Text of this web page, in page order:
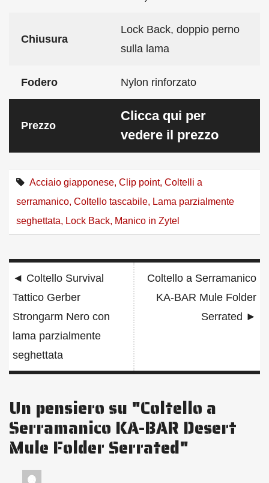
Chiusura
Lock Back, doppio perno
sulla lama
Fodero Nylon rinforzato
Prezzo
Clicca qui per
vedere il prezzo
Acciaio giapponese, Clip point, Coltelli a
serramanico, Coltello tascabile, Lama parzialmente
seghettata, Lock Back, Manico in Zytel
Navigazione
articoli
◄ Coltello Survival
Tattico Gerber
Strongarm Nero con
lama parzialmente
seghettata
Coltello a Serramanico
KA-BAR Mule Folder
Serrated ►
Un pensiero su "Coltello a
Serramanico KA-BAR Desert
Mule Folder Serrated"